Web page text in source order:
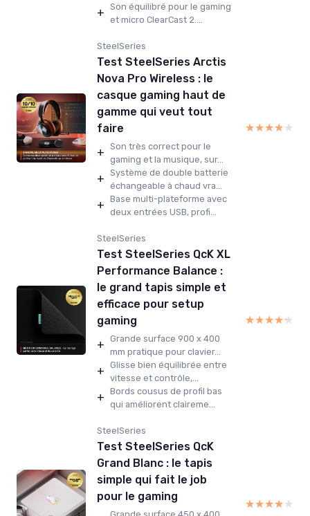
+ Son équilibré pour le gaming
et micro ClearCast 2....
SteelSeries
Test SteelSeries Arctis
Nova Pro Wireless : le
casque gaming haut de
gamme qui veut tout
faire
+ Son très correct pour le
gaming et la musique, sur...
+ Système de double batterie
échangeable à chaud vra...
+ Base multi-plateforme avec
deux entrées USB, profi...
★★★★★
★★★★★
SteelSeries
Test SteelSeries QcK XL
Performance Balance :
le grand tapis simple et
efficace pour setup
gaming
+ Grande surface 900 x 400
mm pratique pour clavier...
+ Glisse bien équilibrée entre
vitesse et contrôle,...
+ Bords cousus de profil bas
qui améliorent claireme...
★★★★★
★★★★★
SteelSeries
Test SteelSeries QcK
Grand Blanc : le tapis
simple qui fait le job
pour le gaming
★★★★★
★★★★★